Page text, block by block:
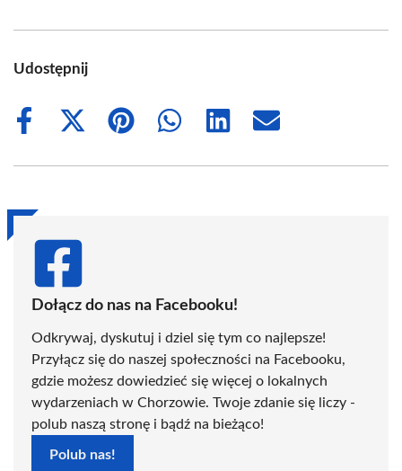
Udostępnij
Share
Share
(Twitter)
Share
Share
Share
Share
Dołącz do nas na Facebooku!
Odkrywaj, dyskutuj i dziel się tym co najlepsze!
Przyłącz się do naszej społeczności na Facebooku,
gdzie możesz dowiedzieć się więcej o lokalnych
wydarzeniach w Chorzowie. Twoje zdanie się liczy -
polub naszą stronę i bądź na bieżąco!
Polub nas!